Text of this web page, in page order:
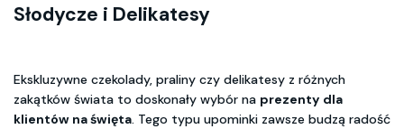
Słodycze i Delikatesy
Ekskluzywne czekolady, praliny czy delikatesy z różnych
zakątków świata to doskonały wybór na prezenty dla
klientów na święta . Tego typu upominki zawsze budzą radość